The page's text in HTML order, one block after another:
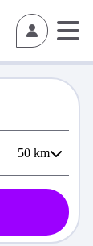
50 km